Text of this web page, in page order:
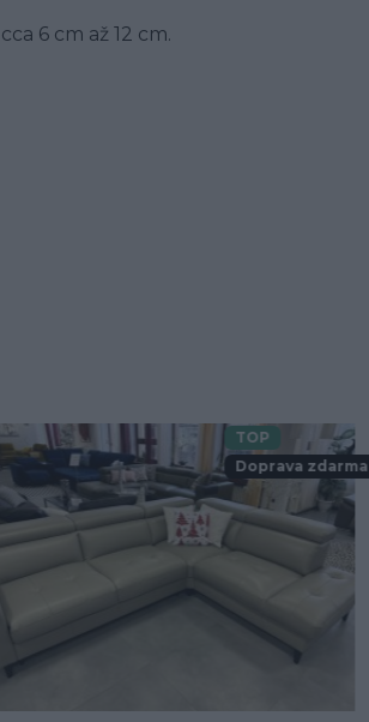
6 cm až 12 cm.
TOP
Doprava zdarma